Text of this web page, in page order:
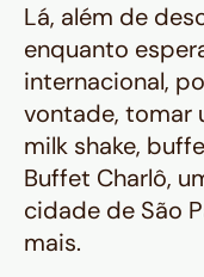
Lá, além de
enquanto
internacional,
vontade, tomar
milk shake,
Buffet Charlô,
cidade de São
mais.